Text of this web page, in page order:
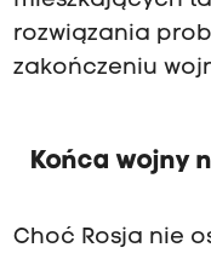
rozwiązania
zakończeniu
Końca wojny
Choć Rosja nie